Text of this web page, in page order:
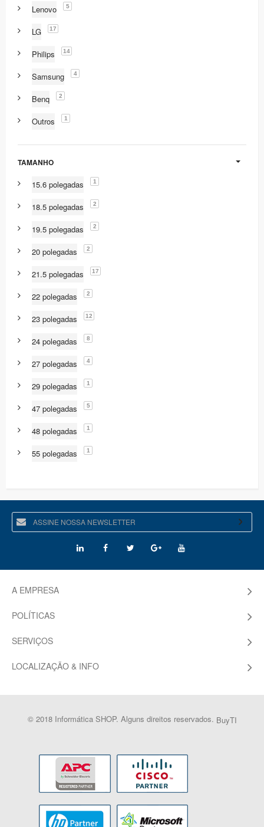
Lenovo 5
LG 17
Philips 14
Samsung 4
Benq 2
Outros 1
TAMANHO
15.6 polegadas 1
18.5 polegadas 2
19.5 polegadas 2
20 polegadas 2
21.5 polegadas 17
22 polegadas 2
23 polegadas 12
24 polegadas 8
27 polegadas 4
29 polegadas 1
47 polegadas 5
48 polegadas 1
55 polegadas 1
A EMPRESA
POLÍTICAS
SERVIÇOS
LOCALIZAÇÃO & INFO
© 2018 Informática SHOP. Alguns direitos reservados. BuyTI